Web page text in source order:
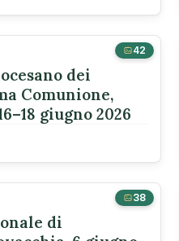
42
dei
Comunione,
giugno 2026
38
di